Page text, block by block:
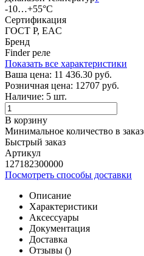
-10…+55°C
Сертификация
ГОСТ Р, EAC
Бренд
Finder реле
Показать все характеристики
Ваша цена: 11 436.30 руб.
Розничная цена: 12707 руб.
Наличие: 5 шт.
В корзину
Минимальное количество в
Быстрый заказ
Артикул
127182300000
Посмотреть способы доставки
Описание
Характеристики
Аксессуары
Документация
Доставка
Отзывы ()